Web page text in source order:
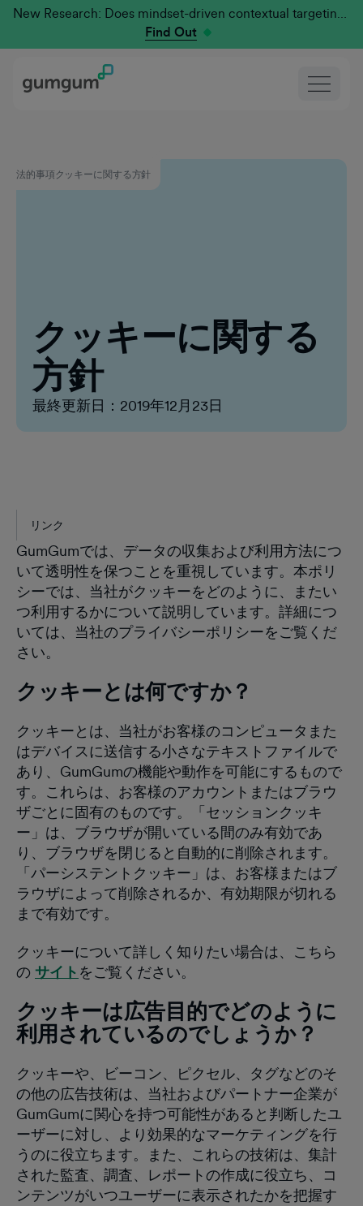
New Research: Does mindset-driven contextual targeting outperform traditional?
Find Out
法的事項 クッキーに関する方針
クッキーに関する
方針
最終更新日： 2019年12月23日
リンク
GumGumでは、データの収集および利用方法につ
いて透明性を保つことを重視しています。本ポリ
シーでは、当社がクッキーをどのように、またい
つ利用するかについて説明しています。詳細につ
いては、当社のプライバシーポリシーをご覧くだ
さい。
クッキーとは何ですか？
クッキーとは、当社がお客様のコンピュータまた
はデバイスに送信する小さなテキストファイルで
あり、GumGumの機能や動作を可能にするもので
す。これらは、お客様のアカウントまたはブラウ
ザごとに固有のものです。「セッションクッキ
ー」は、ブラウザが開いている間のみ有効であ
り、ブラウザを閉じると自動的に削除されます。
「パーシステントクッキー」は、お客様またはブ
ラウザによって削除されるか、有効期限が切れる
まで有効です。
クッキーについて詳しく知りたい場合は、こちら
の サイト をご覧ください。
クッキーは広告目的でどのように
利用されているのでしょうか？
クッキーや、ビーコン、ピクセル、タグなどのそ
の他の広告技術は、当社およびパートナー企業が
GumGumに関心を持つ可能性があると判断したユ
ーザーに対し、より効果的なマーケティングを行
うのに役立ちます。また、これらの技術は、集計
された監査、調査、レポートの作成に役立ち、コ
ンテンツがいつユーザーに表示されたかを把握す